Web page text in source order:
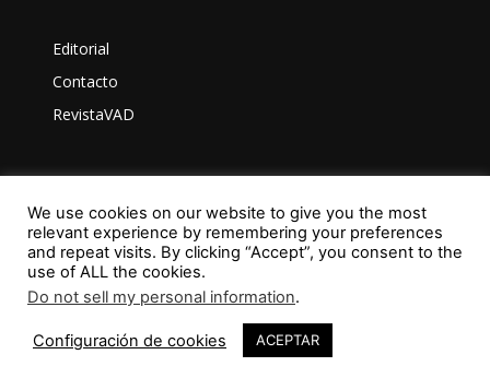
Editorial
Contacto
RevistaVAD
Aviso Legal
Privacidad
Política de Cookies
ISSN: 2603-6401
We use cookies on our website to give you the most
relevant experience by remembering your preferences
and repeat visits. By clicking “Accept”, you consent to the
use of ALL the cookies.
Do not sell my personal information.
Configuración de cookies ACEPTAR